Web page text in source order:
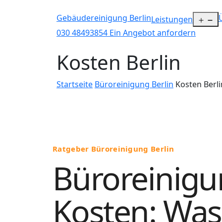
Gebäudereinigung BerlinLeistungen
030 48493854 Ein Angebot anfordern
Kosten Berlin
Startseite Büroreinigung Berlin Kosten
Ratgeber Büroreinigung Berlin
Kosten: